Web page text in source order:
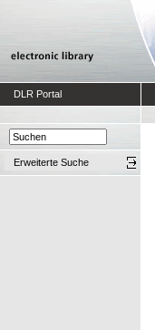
DLR Portal
Erweiterte Suche